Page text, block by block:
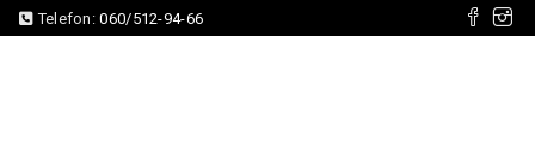
Telefon:060/512-94-66